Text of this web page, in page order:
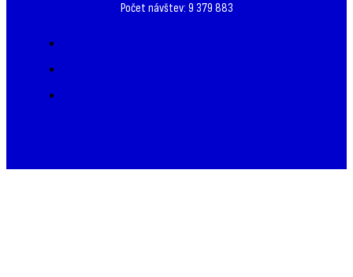
Počet návštev: 9 379 883